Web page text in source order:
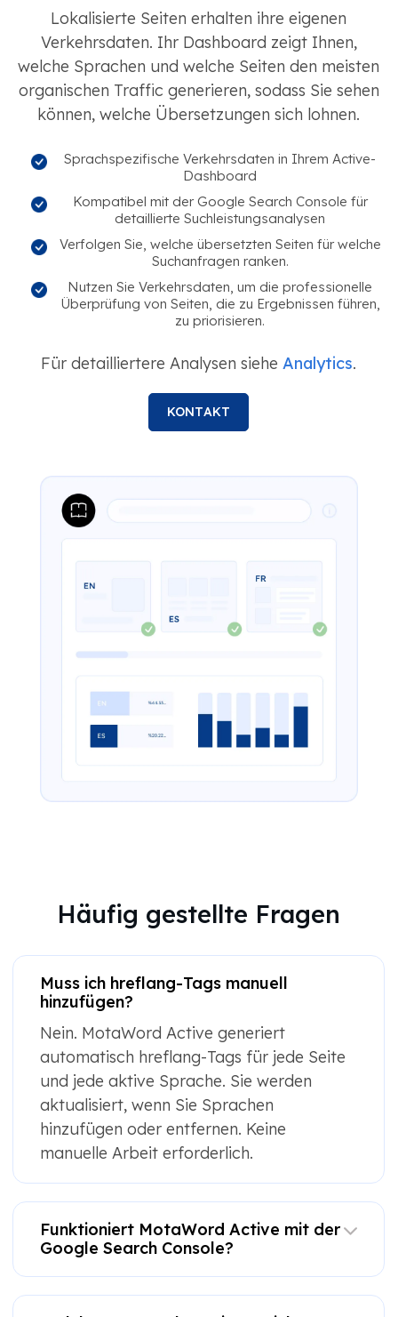
Lokalisierte Seiten erhalten ihre eigenen
Verkehrsdaten. Ihr Dashboard zeigt Ihnen,
welche Sprachen und welche Seiten den meisten
organischen Traffic generieren, sodass Sie sehen
können, welche Übersetzungen sich lohnen.
Sprachspezifische Verkehrsdaten in Ihrem Active-
Dashboard
Kompatibel mit der Google Search Console für
detaillierte Suchleistungsanalysen
Verfolgen Sie, welche übersetzten Seiten für welche
Suchanfragen ranken.
Nutzen Sie Verkehrsdaten, um die professionelle
Überprüfung von Seiten, die zu Ergebnissen führen,
zu priorisieren.
Für detailliertere Analysen siehe Analytics.
KONTAKT
Häufig gestellte Fragen
Muss ich hreflang-Tags manuell
hinzufügen?
Nein. MotaWord Active generiert
automatisch hreflang-Tags für jede Seite
und jede aktive Sprache. Sie werden
aktualisiert, wenn Sie Sprachen
hinzufügen oder entfernen. Keine
manuelle Arbeit erforderlich.
Funktioniert MotaWord Active mit der
Google Search Console?